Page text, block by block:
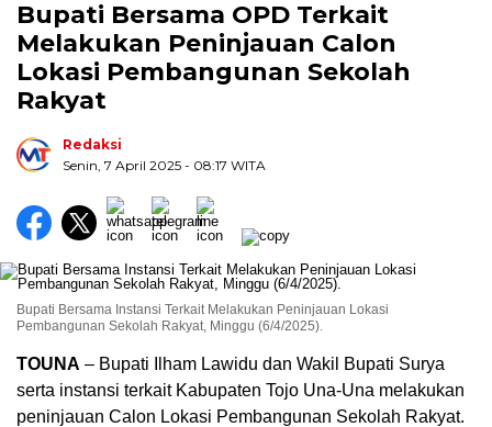
Bupati Bersama OPD Terkait
Melakukan Peninjauan Calon
Lokasi Pembangunan Sekolah
Rakyat
Redaksi
Senin, 7 April 2025 - 08:17 WITA
Bupati Bersama Instansi Terkait Melakukan Peninjauan Lokasi
Pembangunan Sekolah Rakyat, Minggu (6/4/2025).
TOUNA – Bupati Ilham Lawidu dan Wakil Bupati Surya
serta instansi terkait Kabupaten Tojo Una-Una melakukan
peninjauan Calon Lokasi Pembangunan Sekolah Rakyat.